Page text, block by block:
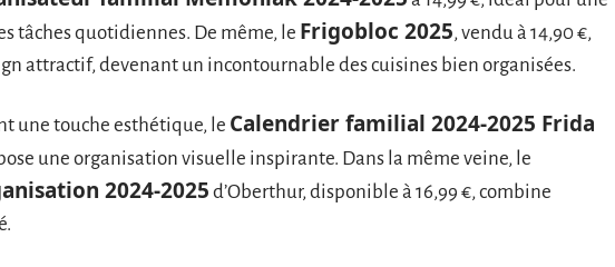
tâches quotidiennes. De même, le Frigobloc 2025, vendu à 14,90 €,
attractif, devenant un incontournable des cuisines bien organisées.
une touche esthétique, le Calendrier familial 2024-2025 Frida
une organisation visuelle inspirante. Dans la même veine, le
2024-2025 d’Oberthur, disponible à 16,99 €, combine